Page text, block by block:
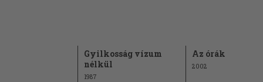
Gyilkosság vízum
nélkül
1987
Az órák
2002